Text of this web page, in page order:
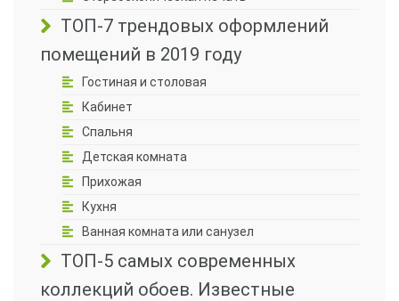
ТОП-7 трендовых оформлений
помещений в 2019 году
Гостиная и столовая
Кабинет
Спальня
Детская комната
Прихожая
Кухня
Ванная комната или санузел
ТОП-5 самых современных
коллекций обоев. Известные